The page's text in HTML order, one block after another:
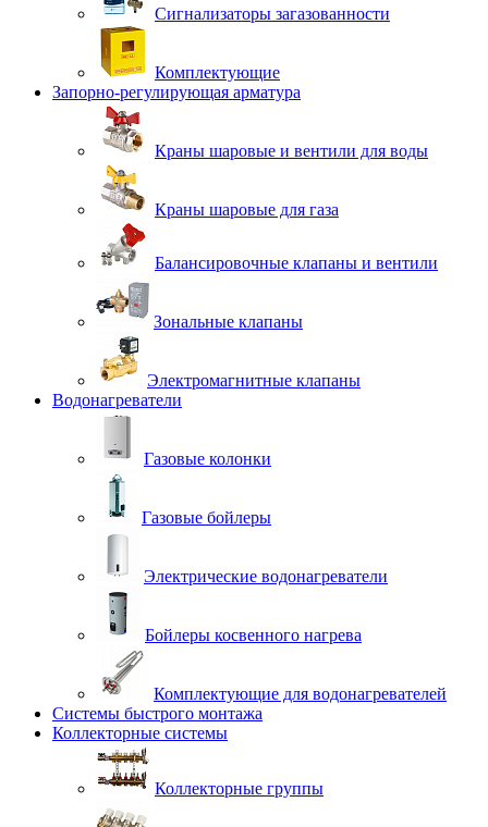
Сигнализаторы загазованности
Комплектующие
Запорно-регулирующая арматура
Краны шаровые и вентили для воды
Краны шаровые для газа
Балансировочные клапаны и вентили
Зональные клапаны
Электромагнитные клапаны
Водонагреватели
Газовые колонки
Газовые бойлеры
Электрические водонагреватели
Бойлеры косвенного нагрева
Комплектующие для водонагревателей
Системы быстрого монтажа
Коллекторные системы
Коллекторные группы